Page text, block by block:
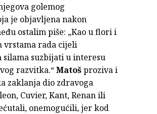
golemog
je objavljena nakon
ostalim piše: „Kao u flori i
vrstama rada cijeli
suzbijati u interesu
razvitka.“Matošproziva i
zaklanja dio zdravoga
Cuvier, Kant, Renan ili
onemogućili, jer kod